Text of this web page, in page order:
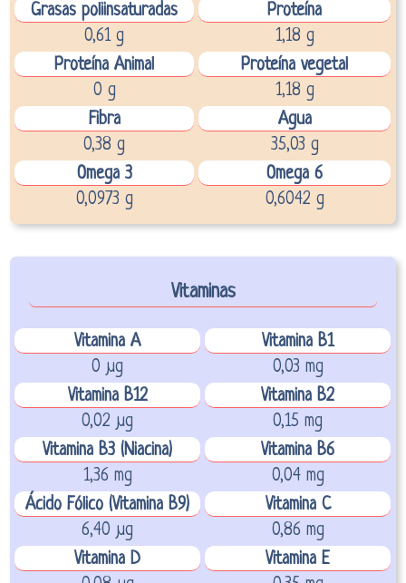
Grasas poliinsaturadas
Proteína
0,61 g
1,18 g
Proteína Animal
Proteína vegetal
0 g
1,18 g
Fibra
Agua
0,38 g
35,03 g
Omega 3
Omega 6
0,0973 g
0,6042 g
Vitaminas
Vitamina A
Vitamina B1
0 µg
0,03 mg
Vitamina B12
Vitamina B2
0,02 µg
0,15 mg
Vitamina B3 (Niacina)
Vitamina B6
1,36 mg
0,04 mg
Ácido Fólico (Vitamina B9)
Vitamina C
6,40 µg
0,86 mg
Vitamina D
Vitamina E